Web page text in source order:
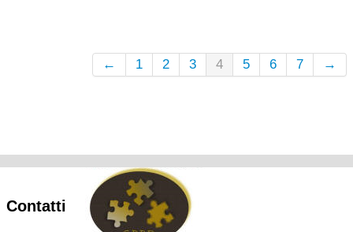
← 1 2 3 4 5 6 7 →
Contatti